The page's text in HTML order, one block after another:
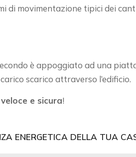
di movimentazione tipici dei
è appoggiato ad una
scarico attraverso l’edificio.
e sicura!
ENERGETICA DELLA TUA